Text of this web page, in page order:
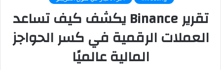
تقرير Binance يكشف كيف تساعد
العملات الرقمية في كسر الحواجز
المالية عالميًا